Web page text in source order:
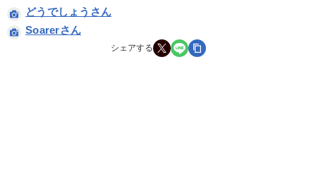
どうでしょうさん
Soarerさん
シェアする